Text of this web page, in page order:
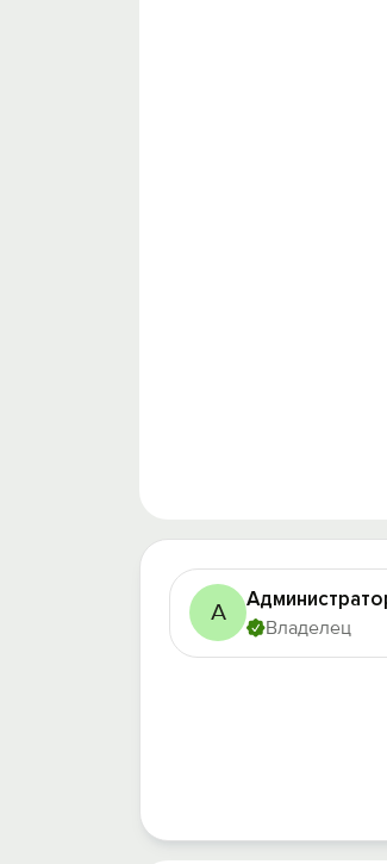
А
Владелец